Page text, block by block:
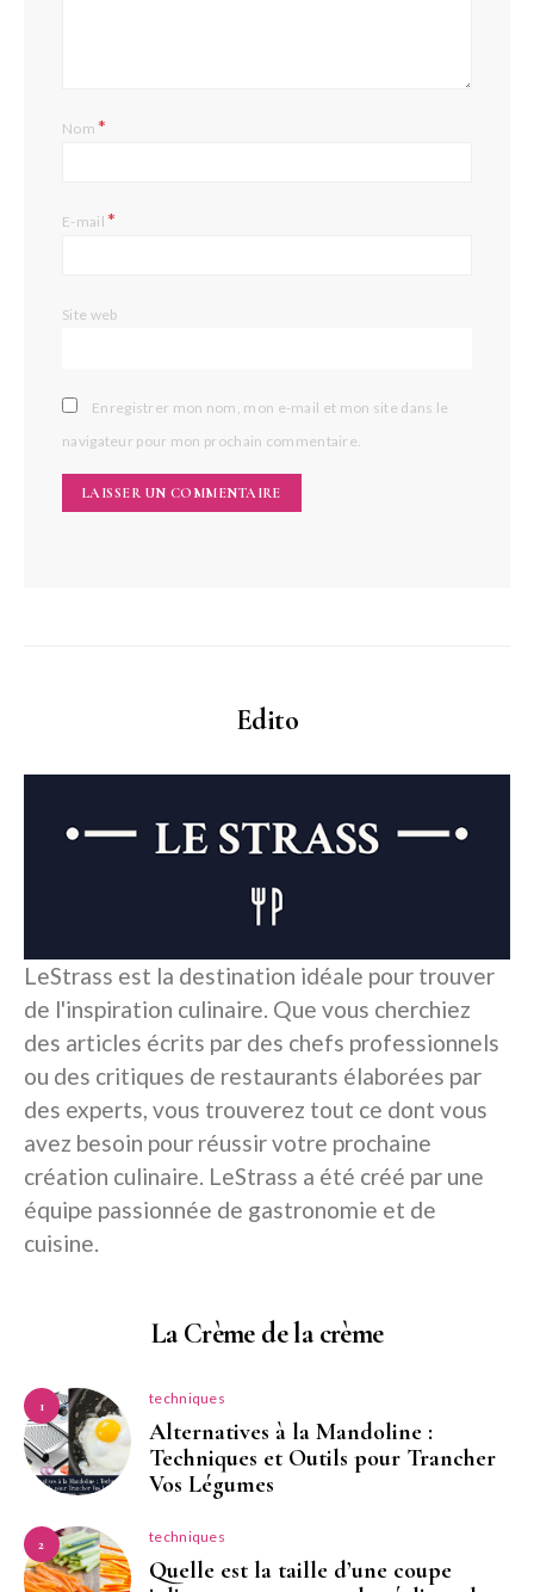
Nom*
E-mail*
Site web
Enregistrer mon nom, mon e-mail et mon site dans le
navigateur pour mon prochain commentaire.
Edito
LeStrass est la destination idéale pour trouver
de l'inspiration culinaire. Que vous cherchiez
des articles écrits par des chefs professionnels
ou des critiques de restaurants élaborées par
des experts, vous trouverez tout ce dont vous
avez besoin pour réussir votre prochaine
création culinaire. LeStrass a été créé par une
équipe passionnée de gastronomie et de
cuisine.
La Crème de la crème
1 techniques
Alternatives à la Mandoline :
Techniques et Outils pour Trancher
Vos Légumes
2 techniques
Quelle est la taille d’une coupe